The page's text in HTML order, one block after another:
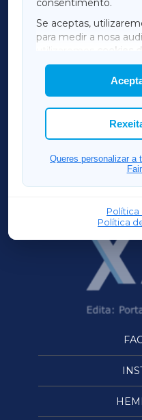
consentimento.
Se aceptas,
para medir a nosa
utilizaremos
cookies
mostrar publicidade
Así mesmo, podes
cookies que desexas
Queres personalizar a
Política